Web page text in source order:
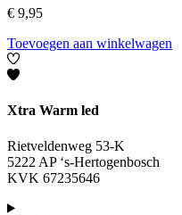
€ 9,95
Toevoegen aan winkelwagen
Xtra Warm led
Rietveldenweg 53-K
5222 AP ‘s-Hertogenbosch
KVK 67235646